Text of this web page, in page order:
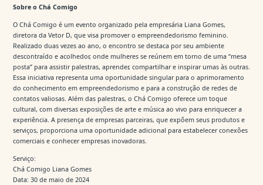
Sobre o Chá Comigo
O Chá Comigo é um evento organizado pela empresária Liana Gomes,
diretora da Vetor D, que visa promover o empreendedorismo feminino.
Realizado duas vezes ao ano, o encontro se destaca por seu ambiente
descontraído e acolhedor, onde mulheres se reúnem em torno de uma “mesa
posta” para assistir palestras, aprender, compartilhar e inspirar umas às outras.
Essa iniciativa representa uma oportunidade singular para o aprimoramento
do conhecimento em empreendedorismo e para a construção de redes de
contatos valiosas. Além das palestras, o Chá Comigo oferece um toque
cultural, com diversas exposições de arte e música ao vivo para enriquecer a
experiência. A presença de empresas parceiras, que expõem seus produtos e
serviços, proporciona uma oportunidade adicional para estabelecer conexões
comerciais e conhecer empresas inovadoras.
Serviço:
Chá Comigo Liana Gomes
Data: 30 de maio de 2024